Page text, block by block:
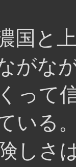
国と
がな
って
いる
しさ